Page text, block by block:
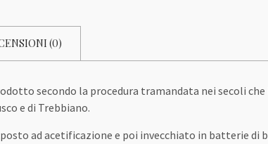
(0)
secondo la procedura tramandata nei secoli
e di Trebbiano.
ad acetificazione e poi invecchiato in batterie di